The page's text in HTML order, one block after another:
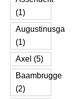
(1)
Augustinusga
(1)
Axel (5)
Baambrugge
(2)